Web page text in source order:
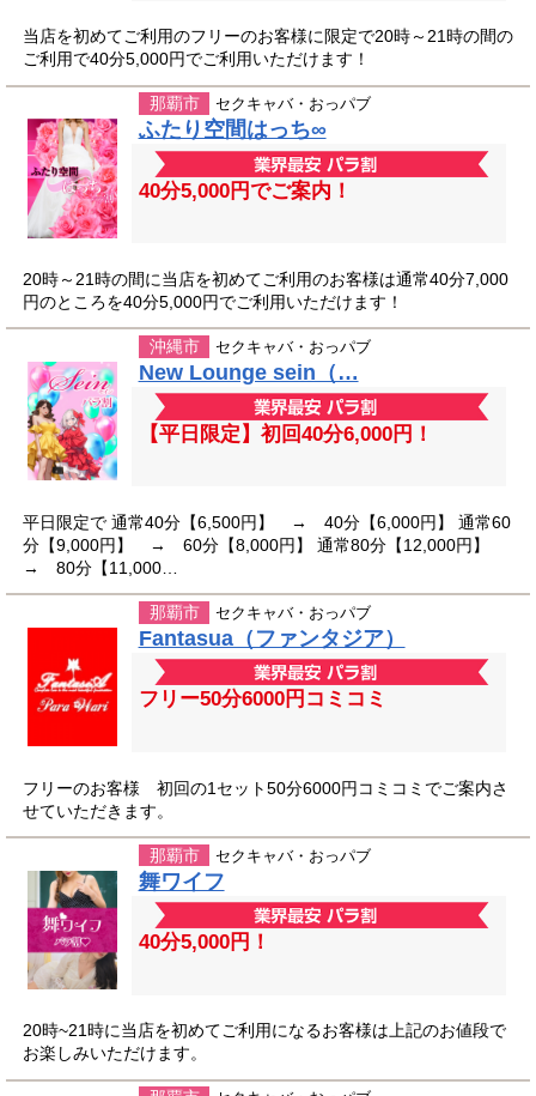
当店を初めてご利用のフリーのお客様に限定で20時～21時の間の
ご利用で40分5,000円でご利用いただけます！
那覇市 セクキャバ・おっパブ
ふたり空間はっち∞
40分5,000円でご案内！
20時～21時の間に当店を初めてご利用のお客様は通常40分7,000
円のところを40分5,000円でご利用いただけます！
沖縄市 セクキャバ・おっパブ
New Lounge sein（…
【平日限定】初回40分6,000円！
平日限定で 通常40分【6,500円】 → 40分【6,000円】 通常60
分【9,000円】 → 60分【8,000円】 通常80分【12,000円】
→ 80分【11,000…
那覇市 セクキャバ・おっパブ
Fantasua（ファンタジア）
フリー50分6000円コミコミ
フリーのお客様 初回の1セット50分6000円コミコミでご案内さ
せていただきます。
那覇市 セクキャバ・おっパブ
舞ワイフ
40分5,000円！
20時~21時に当店を初めてご利用になるお客様は上記のお値段で
お楽しみいただけます。